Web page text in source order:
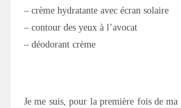
– crème hydratante avec écran solaire
– contour des yeux à l’avocat
– déodorant crème
Je me suis, pour la première fois de